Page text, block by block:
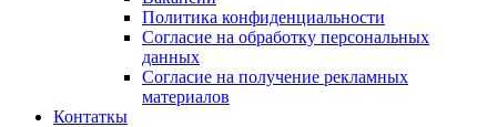
Политика конфиденциальности
Согласие на обработку персональных
данных
Согласие на получение рекламных
материалов
Контаткы